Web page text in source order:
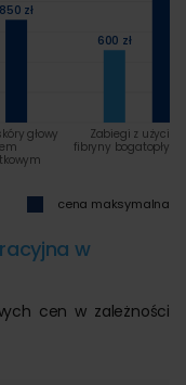
600 zł
850 zł
głowy
Zabiegi z
fibryny
cena maksymalna
w
cen w zależności